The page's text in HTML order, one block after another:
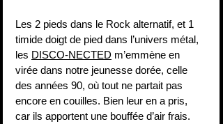
Les 2 pieds dans le Rock alternatif, et 1
timide doigt de pied dans l’univers métal,
les DISCO-NECTED m’emmène en
virée dans notre jeunesse dorée, celle
des années 90, où tout ne partait pas
encore en couilles. Bien leur en a pris,
car ils apportent une bouffée d’air frais.